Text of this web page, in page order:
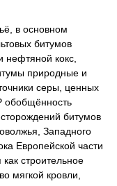
в основном
битумов
нефтяной кокс,
природные и
серы, ценных
обобщённость
битумов
Западного
Европейской части
строительное
мягкой кровли,